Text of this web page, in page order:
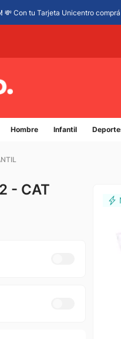
💸 Con tu Tarjeta Unicentro
Hombre Infantil
- CAT